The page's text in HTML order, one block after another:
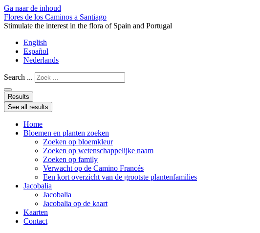
Ga naar de inhoud
Flores de los Caminos a Santiago
Stimulate the interest in the flora of Spain and Portugal
English
Español
Nederlands
Search ...
Results
See all results
Home
Bloemen en planten zoeken
Zoeken op bloemkleur
Zoeken op wetenschappelijke naam
Zoeken op family
Verwacht op de Camino Francés
Een kort overzicht van de grootste plantenfamilies
Jacobalia
Jacobalia
Jacobalia op de kaart
Kaarten
Contact